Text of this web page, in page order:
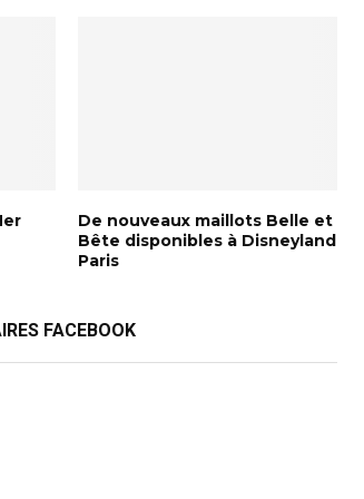
De nouveaux maillots Belle et
Bête disponibles à Disneyland
Paris
FACEBOOK